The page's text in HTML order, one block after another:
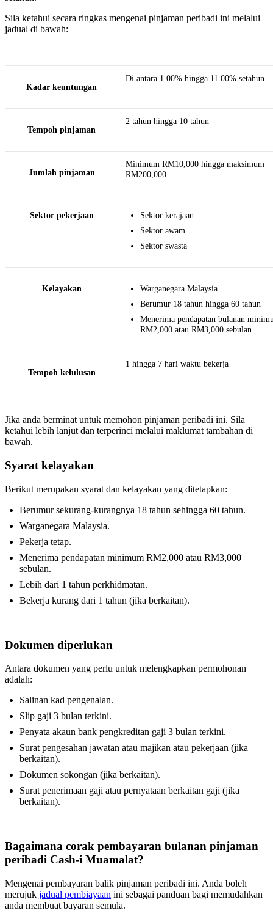
Sila ketahui secara ringkas mengenai pinjaman peribadi ini melalui
jadual di bawah:
Kadar keuntungan
Di antara 1.00% hingga 11.00% setahun
Tempoh pinjaman
2 tahun hingga 10 tahun
Jumlah pinjaman
Minimum RM10,000 hingga maksimum
RM200,000
Sektor pekerjaan
Sektor kerajaan
Sektor awam
Sektor swasta
Kelayakan
Warganegara Malaysia
Berumur 18 tahun hingga 60 tahun
Menerima pendapatan bulanan
RM2,000 atau RM3,000 sebulan
Tempoh kelulusan
1 hingga 7 hari waktu bekerja
Jika anda berminat untuk memohon pinjaman peribadi ini. Sila
ketahui lebih lanjut dan terperinci melalui maklumat tambahan di
bawah.
Syarat kelayakan
Berikut merupakan syarat dan kelayakan yang ditetapkan:
Berumur sekurang-kurangnya 18 tahun sehingga 60 tahun.
Warganegara Malaysia.
Pekerja tetap.
Menerima pendapatan minimum RM2,000 atau RM3,000
sebulan.
Lebih dari 1 tahun perkhidmatan.
Bekerja kurang dari 1 tahun (jika berkaitan).
Dokumen diperlukan
Antara dokumen yang perlu untuk melengkapkan permohonan
adalah:
Salinan kad pengenalan.
Slip gaji 3 bulan terkini.
Penyata akaun bank pengkreditan gaji 3 bulan terkini.
Surat pengesahan jawatan atau majikan atau pekerjaan (jika
berkaitan).
Dokumen sokongan (jika berkaitan).
Surat penerimaan gaji atau pernyataan berkaitan gaji (jika
berkaitan).
Bagaimana corak pembayaran bulanan pinjaman
peribadi Cash-i Muamalat?
Mengenai pembayaran balik pinjaman peribadi ini. Anda boleh
merujuk jadual pembiayaan ini sebagai panduan bagi memudahkan
anda membuat bayaran semula.